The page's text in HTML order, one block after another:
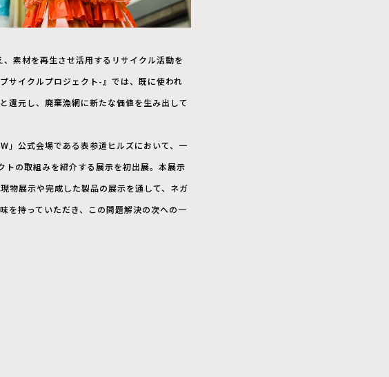
素材を再生させ活用するリサイクル活動を
サイクルプロジェクト-』では、既に使われ
還元し、廃棄漁網に新たな価値を生み出して
公式会場である表参道ヒルズにおいて、一
の取組みを紹介する展示を初出展。本展示
物展示や完成した製品の展示を通して、ネガ
を持っていただき、この問題解決の次への一